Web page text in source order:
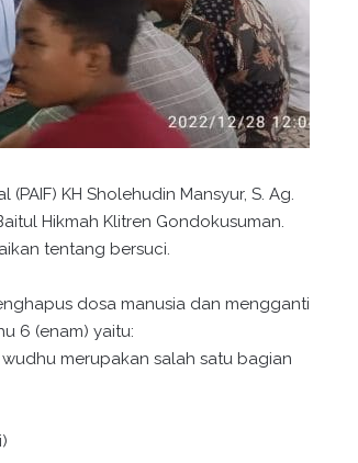
KH Sholehudin Mansyur, S. Ag.
Hikmah Klitren Gondokusuman.
tentang bersuci.
dosa manusia dan mengganti
6 (enam) yaitu:
merupakan salah satu bagian